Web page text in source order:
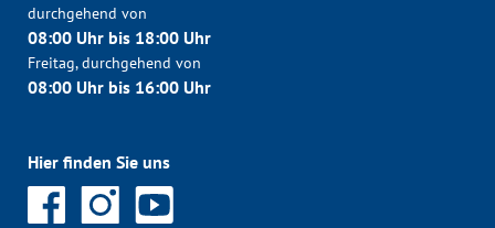
durchgehend von
08:00 Uhr bis 18:00 Uhr
Freitag, durchgehend von
08:00 Uhr bis 16:00 Uhr
Hier finden Sie uns